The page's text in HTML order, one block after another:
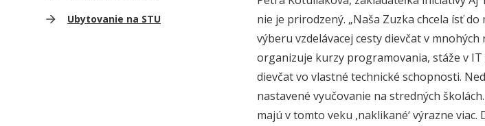
Ubytovanie na STU
nie je prirodzený. „Naša Zuzka chcela ísť
výberu vzdelávacej cesty dievčat v
organizuje kurzy programovania, stáže v
dievčat vo vlastné technické schopnosti.
nastavené vyučovanie na stredných
majú v tomto veku ,naklikané‘ výrazne